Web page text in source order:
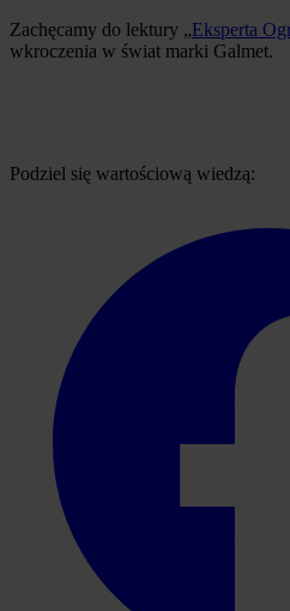
Zachęcamy do lektury „Eksperta
wkroczenia w świat marki Galmet.
Podziel się wartościową wiedzą: